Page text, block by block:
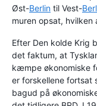
Øst-Berlin til Vest-
muren opsat,
Efter Den kolde Krig
det faktum, at
kæmpe økonomiske
er forskellene fortsat
bagud på